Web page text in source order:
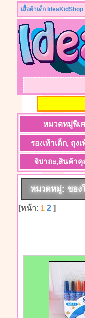
เสื้อผ้าเด็ก
หมวดหมู่พิเ
รองเท้าเด็ก, ถุงเ
จิปาถะ,สินค้า
หมวดหมู่: ของ
[หน้า: 1 2]